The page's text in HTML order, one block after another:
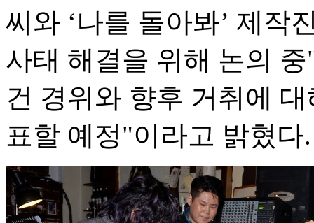
씨와 ‘나를 돌아봐’ 제작
사태 해결을 위해 논의
건 경위와 향후 거취에
표할 예정"이라고 밝혔다.